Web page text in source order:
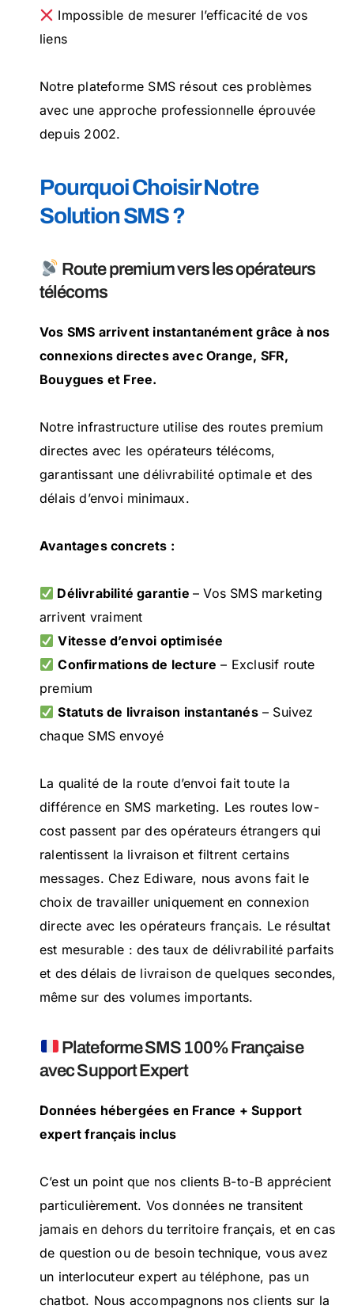
Impossible de mesurer l’efficacité de vos
liens
Notre plateforme SMS résout ces problèmes
avec une approche professionnelle éprouvée
depuis 2002.
Pourquoi Choisir Notre
Solution SMS ?
Route premium vers les opérateurs
télécoms
Vos SMS arrivent instantanément grâce à nos
connexions directes avec Orange, SFR,
Bouygues et Free.
Notre infrastructure utilise des routes premium
directes avec les opérateurs télécoms,
garantissant une délivrabilité optimale et des
délais d’envoi minimaux.
Avantages concrets :
Délivrabilité garantie– Vos SMS marketing
arrivent vraiment
Vitesse d’envoi optimisée
Confirmations de lecture – Exclusif route
premium
Statuts de livraison instantanés– Suivez
chaque SMS envoyé
La qualité de la route d’envoi fait toute la
différence en SMS marketing. Les routes low-
cost passent par des opérateurs étrangers qui
ralentissent la livraison et filtrent certains
messages. Chez Ediware, nous avons fait le
choix de travailler uniquement en connexion
directe avec les opérateurs français. Le résultat
est mesurable : des taux de délivrabilité parfaits
et des délais de livraison de quelques secondes,
même sur des volumes importants.
Plateforme SMS 100% Française
avec Support Expert
Données hébergées en France + Support
expert français inclus
C’est un point que nos clients B-to-B apprécient
particulièrement. Vos données ne transitent
jamais en dehors du territoire français, et en cas
de question ou de besoin technique, vous avez
un interlocuteur expert au téléphone, pas un
chatbot. Nous accompagnons nos clients sur la